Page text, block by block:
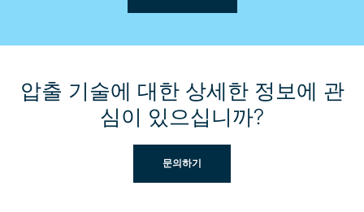
압출 기술에 대한 상세한 정보에 관
심이 있으십니까?
문의하기